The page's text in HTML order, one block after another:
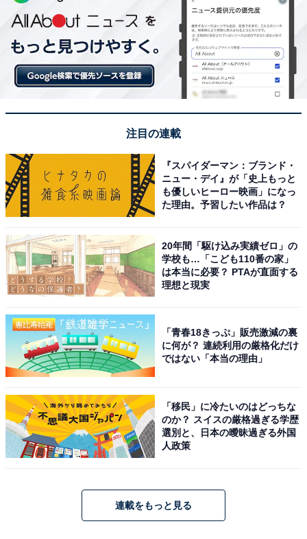
るなど、クールなデザインを選んで。合わせるアイテム
もかっちりしたバッグや黒のシンプルなニットのよう
に、辛口でスッキリした印象のものと組み合わせると程
よくまとまります。
らレーススカートなどの甘いアイテムでもOK、ふんわり
選ぶ。意識するだけでお買い物やコーデの失敗も減るは
ず。ぜひ覚えておいてくださいね！
注目の連載
『スパイダーマン：ブランド・
ニュー・デイ』が「史上もっと
も優しいヒーロー映画」になっ
た理由。予習したい作品は？
20年間「駆け込み実績ゼロ」の
学校も…「こども110番の家」
は本当に必要？ PTAが直面する
理想と現実
「青春18きっぷ」販売激減の裏
に何が？ 連続利用の厳格化だけ
ではない「本当の理由」
「移民」に冷たいのはどっちな
のか？ スイスの厳格過ぎる学歴
選別と、日本の曖昧過ぎる外国
人政策
連載をもっと見る